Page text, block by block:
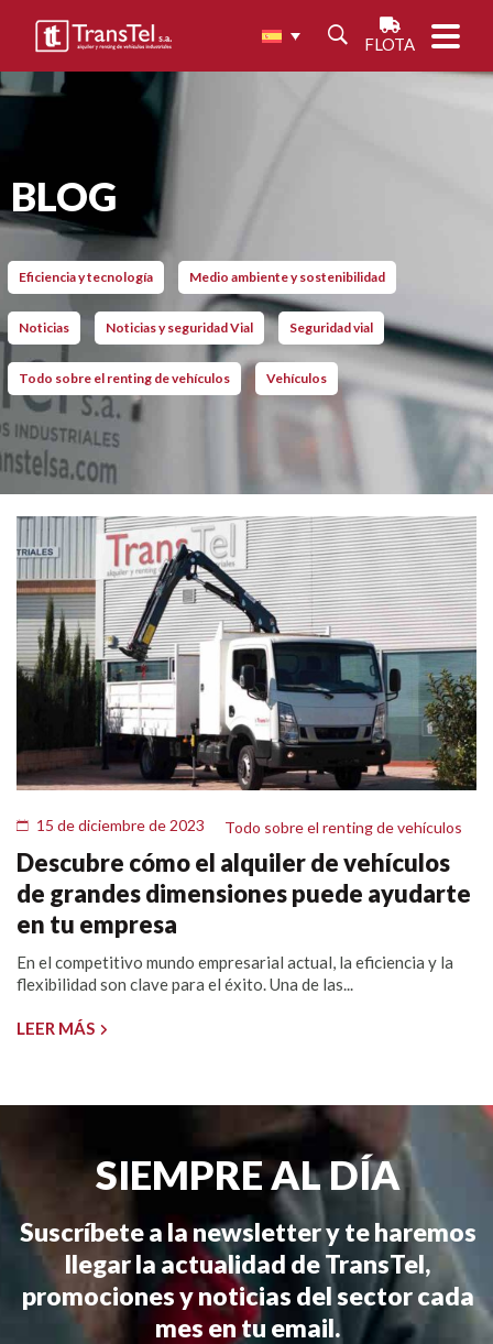
FLOTA
BLOG
Eficiencia y tecnología Medio ambiente y sostenibilidad
Noticias Noticias y seguridad Vial Seguridad vial
Todo sobre el renting de vehículos Vehículos
15 de diciembre de 2023 Todo sobre el renting de vehículos
Descubre cómo el alquiler de vehículos
de grandes dimensiones puede ayudarte
en tu empresa
En el competitivo mundo empresarial actual, la eficiencia y la
flexibilidad son clave para el éxito. Una de las...
LEER MÁS
SIEMPRE AL DÍA
Suscríbete a la newsletter y te haremos
llegar la actualidad de TransTel,
promociones y noticias del sector cada
mes en tu email.